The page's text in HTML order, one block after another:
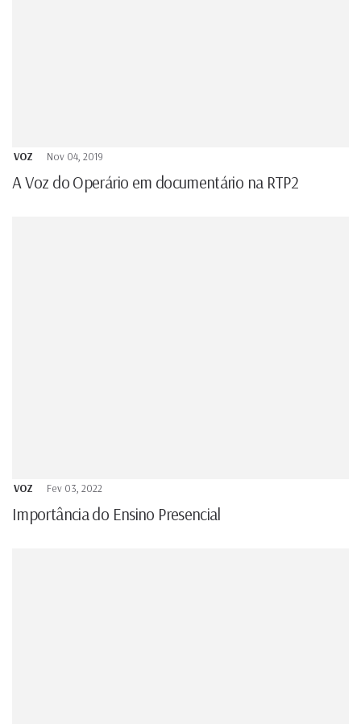
VOZ Nov 04, 2019
A Voz do Operário em documentário na RTP2
VOZ Fev 03, 2022
Importância do Ensino Presencial